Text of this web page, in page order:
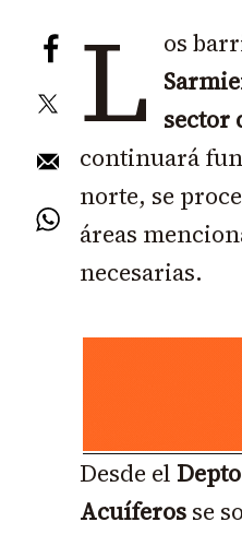
L os
sector
continuará
norte, se
áreas
necesarias.
Desde el
Acuíferos se